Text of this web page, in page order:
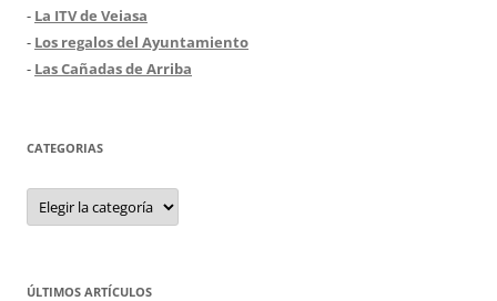
- La ITV de Veiasa
- Los regalos del Ayuntamiento
- Las Cañadas de Arriba
CATEGORIAS
Categorias
ÚLTIMOS ARTÍCULOS